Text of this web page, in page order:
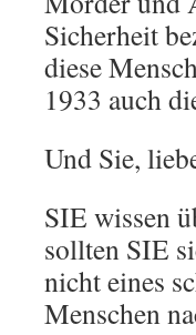
Sicherheit
diese
1933 auch
Und Sie,
SIE wissen
sollten SIE
nicht eines
Menschen